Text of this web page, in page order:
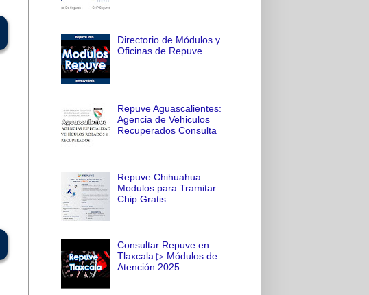
Directorio de Módulos y
Oficinas de Repuve
Repuve Aguascalientes:
Agencia de Vehiculos
Recuperados Consulta
Repuve Chihuahua
Modulos para Tramitar
Chip Gratis
Consultar Repuve en
Tlaxcala ▷ Módulos de
Atención 2025